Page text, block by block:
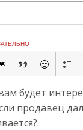
будет
продавец